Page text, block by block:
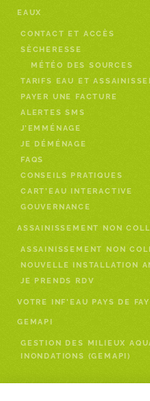
EAUX
CONTACT ET ACCÈS
SÈCHERESSE
MÉTÉO DES SOURCES
TARIFS EAU ET
PAYER UNE FACTURE
ALERTES SMS
J’EMMÉNAGE
JE DÉMÉNAGE
FAQS
CONSEILS PRATIQUES
CART’EAU INTERACTIVE
GOUVERNANCE
ASSAINISSEMENT NON
ASSAINISSEMENT NON
NOUVELLE INSTALLATION
JE PRENDS RDV
VOTRE INF’EAU PAYS DE
GEMAPI
GESTION DES MILIEUX
INONDATIONS (GEMAPI)